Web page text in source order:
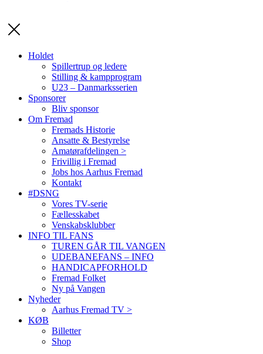
Holdet
Spillertrup og ledere
Stilling & kampprogram
U23 – Danmarksserien
Sponsorer
Bliv sponsor
Om Fremad
Fremads Historie
Ansatte & Bestyrelse
Amatørafdelingen >
Frivillig i Fremad
Jobs hos Aarhus Fremad
Kontakt
#DSNG
Vores TV-serie
Fællesskabet
Venskabsklubber
INFO TIL FANS
TUREN GÅR TIL VANGEN
UDEBANEFANS – INFO
HANDICAPFORHOLD
Fremad Folket
Ny på Vangen
Nyheder
Aarhus Fremad TV >
KØB
Billetter
Shop